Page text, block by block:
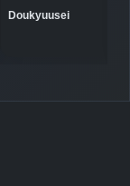
Doukyuusei